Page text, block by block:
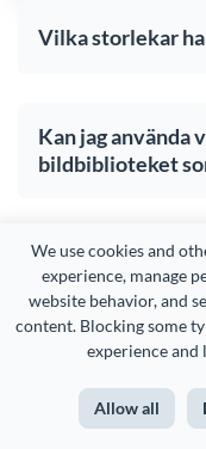
We use cookies and
experience, manage
website behavior, and
content. Blocking some
experience and
Allow all
Vilka storlekar
Kan jag använda
bildbiblioteket
Kan jag skriva ut
använda den på
Är det möjligt att
typsnitt för att